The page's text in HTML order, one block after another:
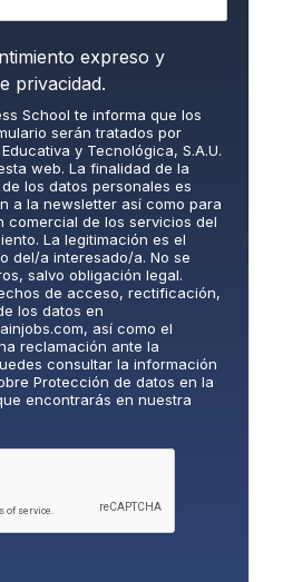
expreso y
privacidad.
School te informa que los
serán tratados por
y Tecnológica, S.A.U.
web. La finalidad de la
los datos personales es
a la newsletter así como para
comercial de los servicios del
La legitimación es el
del/a interesado/a. No se
salvo obligación legal.
de acceso, rectificación,
los datos en
, así como el
reclamación ante la
consultar la información
Protección de datos en la
encontrarás en nuestra